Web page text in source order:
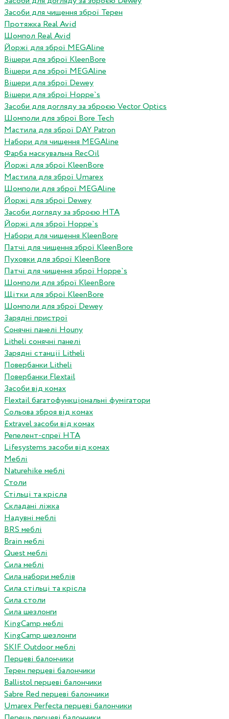
Засоби для чищення зброї Терен
Протяжка Real Avid
Шомпол Real Avid
Йоржі для зброї MEGAline
Вішери для зброї KleenBore
Вішери для зброї MEGAline
Вішери для зброї Dewey
Вішери для зброї Hoppe`s
Засоби для догляду за зброєю Vector Optics
Шомполи для зброї Bore Tech
Мастила для зброї DAY Patron
Набори для чищення MEGAline
Фарба маскувальна RecOil
Йоржі для зброї KleenBore
Мастила для зброї Umarex
Шомполи для зброї MEGAline
Йоржі для зброї Dewey
Засоби догляду за зброєю HTA
Йоржі для зброї Hoppe`s
Набори для чищення KleenBore
Патчі для чищення зброї KleenBore
Пуховки для зброї KleenBore
Патчі для чищення зброї Hoppe`s
Шомполи для зброї KleenBore
Щітки для зброї KleenBore
Шомполи для зброї Dewey
Зарядні пристрої
Сонячні панелі Houny
Litheli сонячні панелі
Зарядні станції Litheli
Повербанки Litheli
Повербанки Flextail
Засоби від комах
Flextail багатофункціональні фумігатори
Сольова зброя від комах
Extravel засоби від комах
Репелент-спреї HTA
Lifesystems засоби від комах
Меблі
Naturehike меблі
Столи
Стільці та крісла
Складані ліжка
Надувні меблі
BRS меблі
Brain меблі
Quest меблі
Сила меблі
Сила набори меблів
Сила стільці та крісла
Сила столи
Сила шезлонги
KingCamp меблі
KingCamp шезлонги
SKIF Outdoor меблі
Перцеві балончики
Терен перцеві балончики
Ballistol перцеві балончики
Sabre Red перцеві балончики
Umarex Perfecta перцеві балончики